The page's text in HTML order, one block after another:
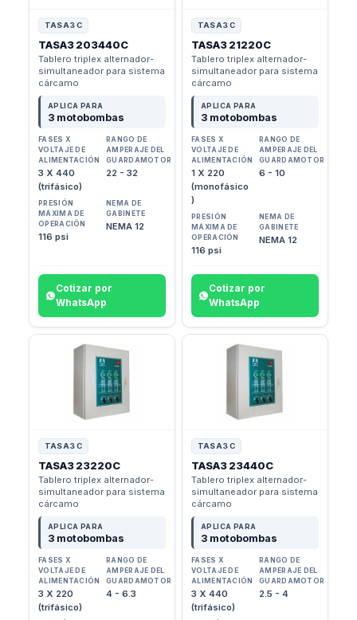
TASA3 C
TASA3 203440C
Tablero triplex alternador-
simultaneador para sistema
cárcamo
APLICA PARA
3 motobombas
FASES X
VOLTAJE DE
ALIMENTACIÓN
3 X 440
(trifásico)
RANGO DE
AMPERAJE DEL
GUARDAMOTOR
22 - 32
PRESIÓN
MÁXIMA DE
OPERACIÓN
116 psi
NEMA DE
GABINETE
NEMA 12
Cotizar por
WhatsApp
TASA3 C
TASA3 21220C
Tablero triplex alternador-
simultaneador para sistema
cárcamo
APLICA PARA
3 motobombas
FASES X
VOLTAJE DE
ALIMENTACIÓN
1 X 220
(monofásico
)
RANGO DE
AMPERAJE DEL
GUARDAMOTOR
6 - 10
PRESIÓN
MÁXIMA DE
OPERACIÓN
116 psi
NEMA DE
GABINETE
NEMA 12
Cotizar por
WhatsApp
TASA3 C
TASA3 23220C
Tablero triplex alternador-
simultaneador para sistema
cárcamo
APLICA PARA
3 motobombas
FASES X
VOLTAJE DE
ALIMENTACIÓN
3 X 220
(trifásico)
RANGO DE
AMPERAJE DEL
GUARDAMOTOR
4 - 6.3
TASA3 C
TASA3 23440C
Tablero triplex alternador-
simultaneador para sistema
cárcamo
APLICA PARA
3 motobombas
FASES X
VOLTAJE DE
ALIMENTACIÓN
3 X 440
(trifásico)
RANGO DE
AMPERAJE DEL
GUARDAMOTOR
2.5 - 4